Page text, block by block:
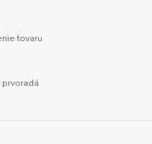
tovaru